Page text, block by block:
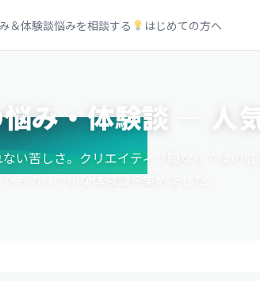
＆体験談悩みを相談する はじめての方へ
み・体験談 ― 人
い苦しさ。クリエイティブ職ならではの悩
ちのリアルな体験談を集めました。